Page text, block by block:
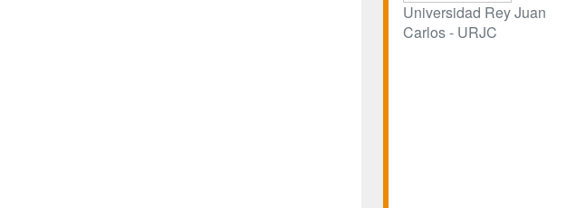
Universidad Rey Juan
Carlos - URJC